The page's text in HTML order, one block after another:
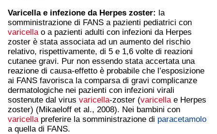
Varicellae infezione da Herpes zoster: la
somministrazione di FANS a pazienti pediatrici con
varicellao a pazienti adulti con infezioni da Herpes
zoster è stata associata ad un aumento del rischio
relativo, rispettivamente, di 5 e 1,6 volte di reazioni
cutanee gravi. Pur non essendo stata accertata una
reazione di causa-effetto è probabile che l’esposizione
ai FANS favorisca la comparsa di gravi complicanze
dermatologiche nei pazienti con infezioni virali
sostenute dal virus varicella-zoster (varicellae Herpes
zoster) (Mikaeloff et al., 2008). Nei bambini con
varicellapreferire la somministrazione di paracetamolo
a quella di FANS.